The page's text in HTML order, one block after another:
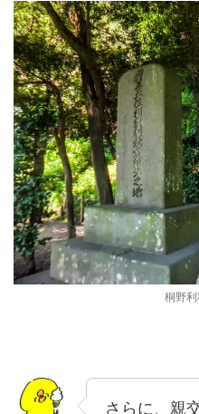
桐野
さらに、親